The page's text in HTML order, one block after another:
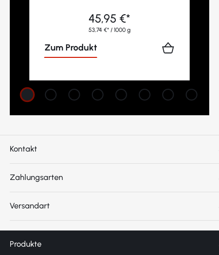
45,95 €*
53,74 €* / 1000 g
Zum Produkt
Kontakt
Zahlungsarten
Versandart
Produkte